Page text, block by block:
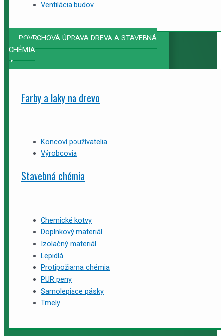
Ventilácia budov
POVRCHOVÁ ÚPRAVA DREVA A STAVEBNÁ
CHÉMIA
Farby a laky na drevo
Koncoví používatelia
Výrobcovia
Stavebná chémia
Chemické kotvy
Doplnkový materiál
Izolačný materiál
Lepidlá
Protipožiarna chémia
PUR peny
Samolepiace pásky
Tmely